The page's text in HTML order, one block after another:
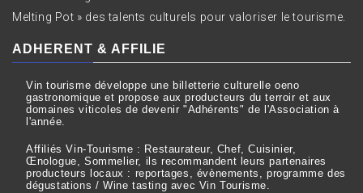
Melting Pot » des talents culturels pour valoriser le tourisme.
ADHERENT & AFFILIE
Vin tourisme développe une billetterie culturelle oeno
gastronomique et propose aux producteurs du terroir et aux
domaines viticoles de devenir "Adhérents" de l'Association à
l'année.
Affiliés Vin-Tourisme : Restaurateur, Chef, Cuisinier,
Œnologue, Sommelier, ils recommandent leurs partenaires
producteurs locaux : reportages, évènements, programme des
dégustations / Wine tasting avec Vin Tourisme.